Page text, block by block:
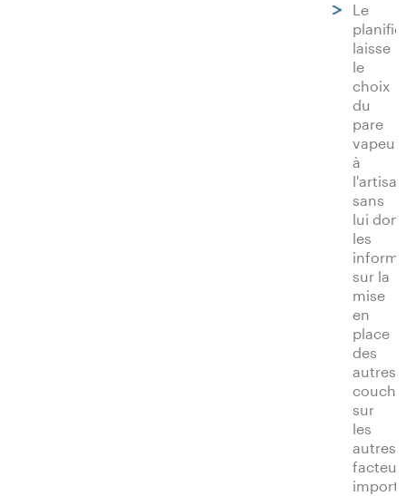
Le
laisse
le
choix
du
pare
vapeur
à
l'artisan
sans
lui
les
sur la
mise
en
place
des
autres
sur
les
autres